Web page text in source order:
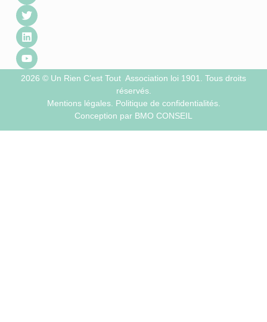
2026 © Un Rien C’est Tout Association loi 1901. Tous droits
réservés.
Mentions légales. Politique de confidentialités.
Conception par BMO CONSEIL